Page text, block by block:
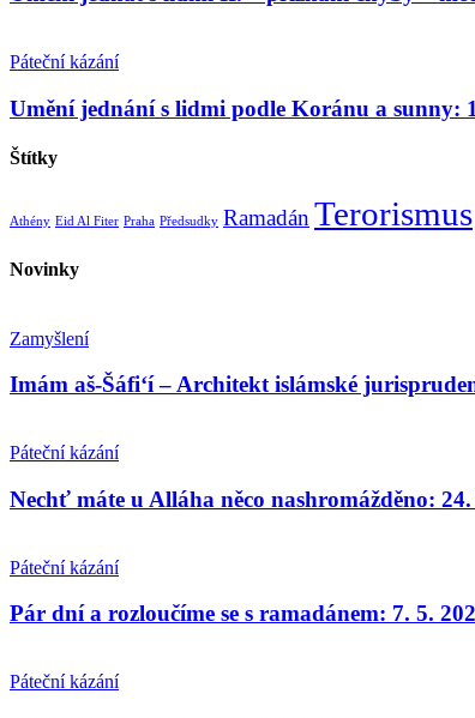
Páteční kázání
Umění jednání s lidmi podle Koránu a sunny:
Štítky
Athény Eid Al Fiter Praha Předsudky RamadánTerorismus
Novinky
Zamyšlení
Imám aš-Šáfi‘í – Architekt islámské
Páteční kázání
Nechť máte u Alláha něco nashromážděno:
Páteční kázání
Pár dní a rozloučíme se s ramadánem: 7. 5.
Páteční kázání